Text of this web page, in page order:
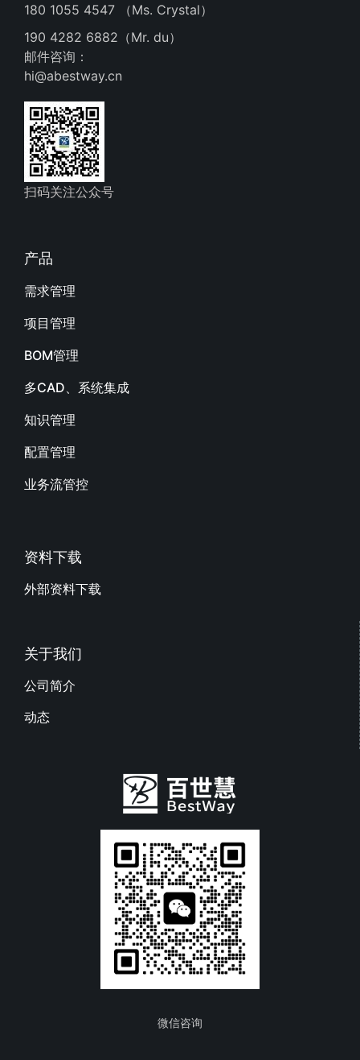
180 1055 4547 （Ms. Crystal）
190 4282 6882（Mr. du）
邮件咨询：
hi@abestway.cn
扫码关注公众号
产品
需求管理
项目管理
BOM管理
多CAD、系统集成
知识管理
配置管理
业务流管控
资料下载
外部资料下载
关于我们
公司简介
动态
微信咨询